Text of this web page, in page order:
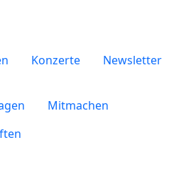
Konzerte
Newsletter
Mitmachen